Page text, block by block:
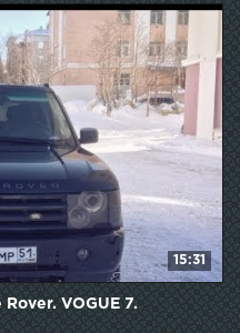
15:31
VOGUE 7.